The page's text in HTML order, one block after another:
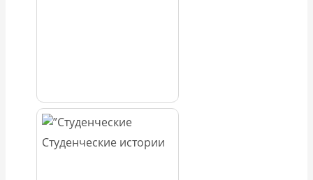
Студенческие истории